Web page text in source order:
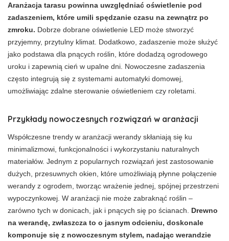
Aranżacja tarasu powinna uwzględniać oświetlenie pod
zadaszeniem, które umili spędzanie czasu na zewnątrz po
zmroku. Dobrze dobrane oświetlenie LED może stworzyć
przyjemny, przytulny klimat. Dodatkowo, zadaszenie może służyć
jako podstawa dla pnących roślin, które dodadzą ogrodowego
uroku i zapewnią cień w upalne dni. Nowoczesne zadaszenia
często integrują się z systemami automatyki domowej,
umożliwiając zdalne sterowanie oświetleniem czy roletami.
Przykłady nowoczesnych rozwiązań w aranżacji
Współczesne trendy w aranżacji werandy skłaniają się ku
minimalizmowi, funkcjonalności i wykorzystaniu naturalnych
materiałów. Jednym z popularnych rozwiązań jest zastosowanie
dużych, przesuwnych okien, które umożliwiają płynne połączenie
werandy z ogrodem, tworząc wrażenie jednej, spójnej przestrzeni
wypoczynkowej. W aranżacji nie może zabraknąć roślin –
zarówno tych w donicach, jak i pnących się po ścianach. Drewno
na werandę, zwłaszcza to o jasnym odcieniu, doskonale
komponuje się z nowoczesnym stylem, nadając werandzie